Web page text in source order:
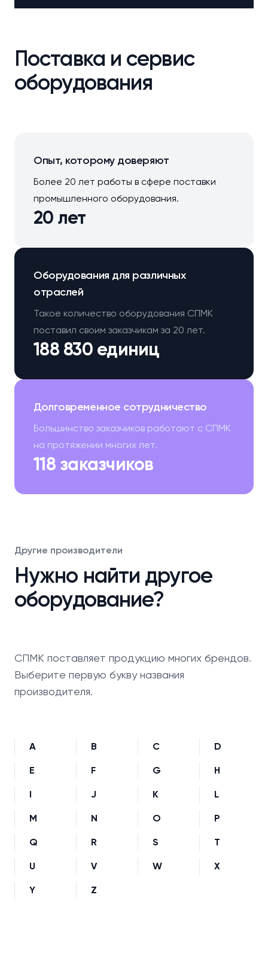
Поставка и сервис
оборудования
20 лет
Опыт, которому доверяют
Более 20 лет работы в сфере поставки
промышленного оборудования.
188 830 единиц
Оборудования для различных
отраслей
Такое количество оборудования СПМК
поставил своим заказчикам за 20 лет.
118 заказчиков
Долговременное сотрудничество
Большинство заказчиков работают с СПМК
на протяжении многих лет.
Другие производители
Нужно найти другое
оборудование?
СПМК поставляет продукцию многих брендов.
Выберите первую букву названия
производителя.
A B C D
E F G H
I J K L
M N O P
Q R S T
U V W X
Y Z